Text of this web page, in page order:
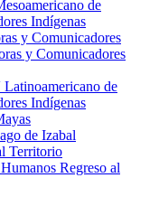
de
Indígenas
y Comunicadores
y Comunicadores
de
Indígenas
de Izabal
Territorio
Regreso al